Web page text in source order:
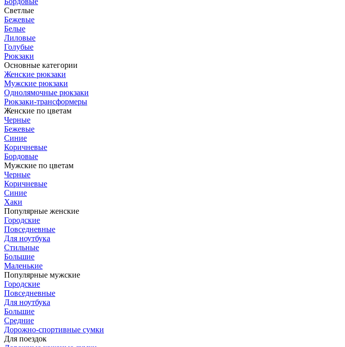
Светлые
Бежевые
Белые
Лиловые
Голубые
Рюкзаки
Основные категории
Женские рюкзаки
Мужские рюкзаки
Однолямочные рюкзаки
Рюкзаки-трансформеры
Женские по цветам
Черные
Бежевые
Синие
Коричневые
Бордовые
Мужские по цветам
Черные
Коричневые
Синие
Хаки
Популярные женские
Городские
Повседневные
Для ноутбука
Стильные
Большие
Маленькие
Популярные мужские
Городские
Повседневные
Для ноутбука
Большие
Средние
Дорожно-спортивные сумки
Для поездок